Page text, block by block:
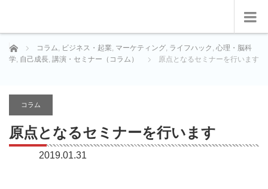
ホーム コラム, ビジネス・起業, マーケティング, ライフハック , 心理・脳科
学, 自己成長, 講演・セミナー（コラム） 原点となるセミナーを行います
コラム
原点となるセミナーを行います
2019.01.31